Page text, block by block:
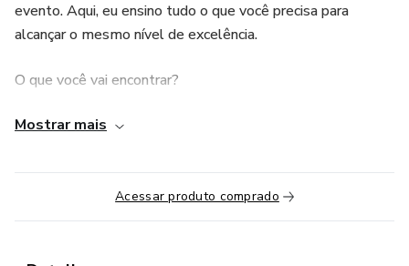
evento. Aqui, eu ensino tudo o que você precisa para
alcançar o mesmo nível de excelência.
O que você vai encontrar?
Técnicas detalhadas e práticas: Eu mostro cada etapa da
acabamentos profissionais.
Foco no que realmente importa: As aulas são objetivas e
Mostrar mais
Acessar produto comprado